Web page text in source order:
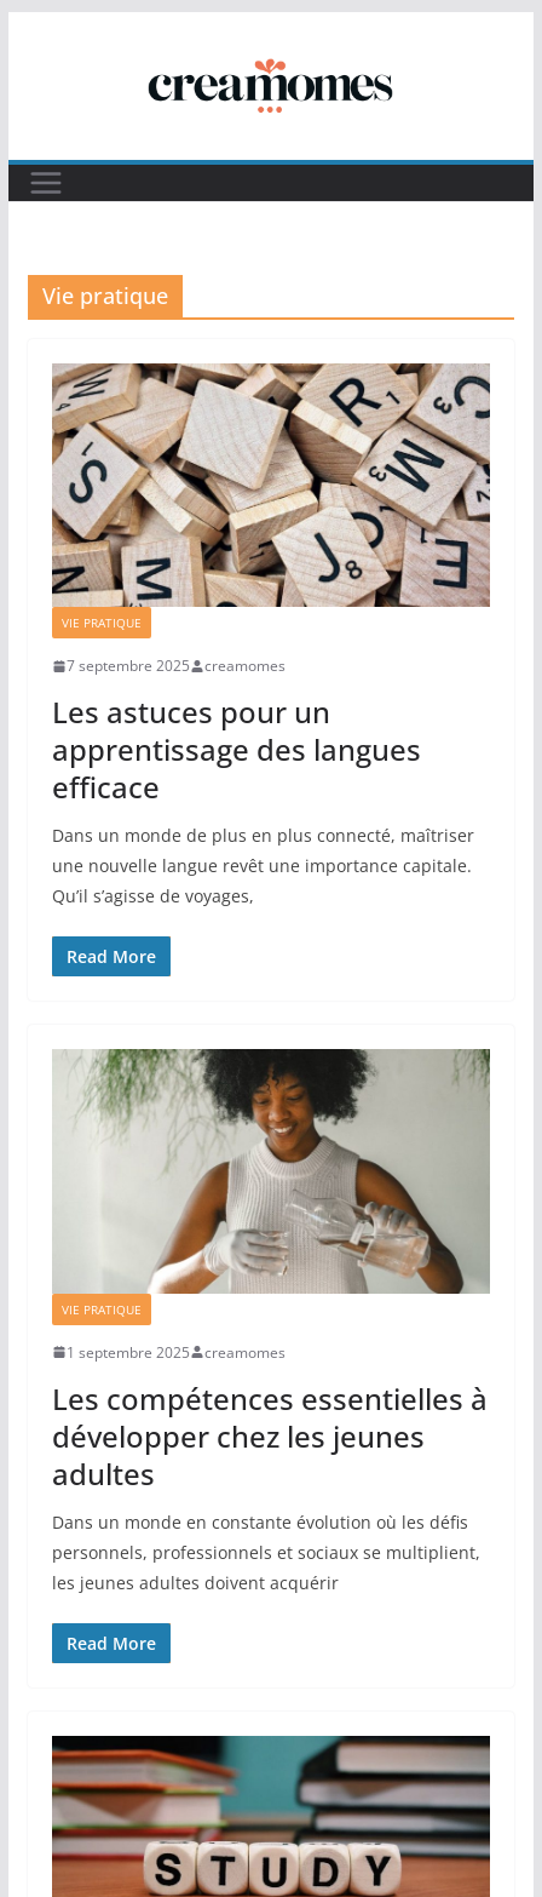
Vie pratique
VIE PRATIQUE
7 septembre 2025 creamomes
Les astuces pour un
apprentissage des langues
efficace
Dans un monde de plus en plus connecté, maîtriser
une nouvelle langue revêt une importance capitale.
Qu’il s’agisse de voyages,
Read More
VIE PRATIQUE
1 septembre 2025 creamomes
Les compétences essentielles à
développer chez les jeunes
adultes
Dans un monde en constante évolution où les défis
personnels, professionnels et sociaux se multiplient,
les jeunes adultes doivent acquérir
Read More